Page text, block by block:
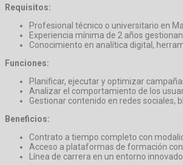
Requisitos:
Profesional técnico o universitario en
Experiencia mínima de 2 años
Conocimiento en analítica digital,
Funciones:
Planificar, ejecutar y optimizar
Analizar el comportamiento de los
Gestionar contenido en redes sociales,
Beneficios:
Contrato a tiempo completo con
Acceso a plataformas de formación
Línea de carrera en un entorno